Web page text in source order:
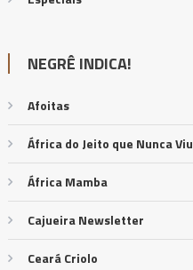
NEGRÊ INDICA!
Afoitas
África do Jeito que Nunca Viu
África Mamba
Cajueira Newsletter
Ceará Criolo